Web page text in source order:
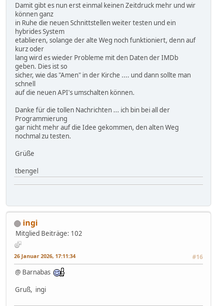
Damit gibt es nun erst einmal keinen Zeitdruck mehr und wir
können ganz
in Ruhe die neuen Schnittstellen weiter testen und ein
hybrides System
etablieren, solange der alte Weg noch funktioniert, denn auf
kurz oder
lang wird es wieder Probleme mit den Daten der IMDb
geben. Dies ist so
sicher, wie das "Amen" in der Kirche .... und dann sollte man
schnell
auf die neuen API's umschalten können.
Danke für die tollen Nachrichten ... ich bin bei all der
Programmierung
gar nicht mehr auf die Idee gekommen, den alten Weg
nochmal zu testen.
Grüße
tbengel
ingi
Mitglied Beiträge: 102
26 Januar 2026, 17:11:34 #16
@ Barnabas
Gruß, ingi